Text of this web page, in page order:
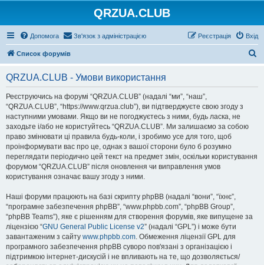
QRZUA.CLUB
Допомога Зв'язок з адміністрацією Вхід
Реєстрація
Список форумів
QRZUA.CLUB - Умови використання
Реєструючись на форумі “QRZUA.CLUB” (надалі “ми”, “наш”,
“QRZUA.CLUB”, “https://www.qrzua.club”), ви підтверджуєте свою згоду з
наступними умовами. Якщо ви не погоджуєтесь з ними, будь ласка, не
заходьте і/або не користуйтесь “QRZUA.CLUB”. Ми залишаємо за собою
право змінювати ці правила будь-коли, і зробимо усе для того, щоб
проінформувати вас про це, однак з вашої сторони було б розумно
переглядати періодично цей текст на предмет змін, оскільки користування
форумом “QRZUA.CLUB” після оновлення чи виправлення умов
користування означає вашу згоду з ними.
Наші форуми працюють на базі скрипту phpBB (надалі “вони”, “їхнє”,
“програмне забезпечення phpBB”, “www.phpbb.com”, “phpBB Group”,
“phpBB Teams”), яке є рішенням для створення форумів, яке випущене за
ліцензією “GNU General Public License v2” (надалі “GPL”) і може бути
завантаженим з сайту www.phpbb.com. Обмеження ліцензії GPL для
програмного забезпечення phpBB суворо пов'язані з організацією і
підтримкою інтернет-дискусій і не впливають на те, що дозволяється/